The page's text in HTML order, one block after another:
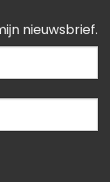
nieuwsbrief.